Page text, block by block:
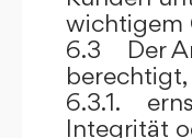
wichtigem
6.3 Der
6.3.1.
Integrität